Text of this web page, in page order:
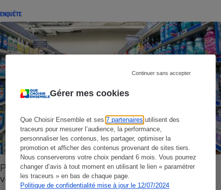
Gérer mes cookies
Que Choisir Ensemble et ses7 partenaires utilisent des
traceurs pour mesurer l’audience, la performance,
personnaliser les contenus, les partager, optimiser la
promotion et afficher des contenus provenant de sites tiers.
Nous conserverons votre choix pendant 6 mois. Vous pourrez
changer d’avis à tout moment en utilisant le lien « paramétrer
les traceurs » en bas de chaque page.
Politique de confidentialité mise à jour le 12/07/2024
Continuer sans accepter
ENQUÊTE
Peintures et produits ménagers - Des promesses
vertes bien trop floues